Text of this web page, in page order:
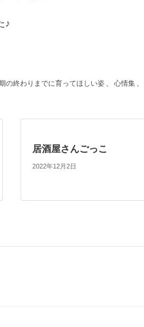
♪
の終わりまでに育ってほしい姿 、 心情集 、
居酒屋さんごっこ
2022年12月2日